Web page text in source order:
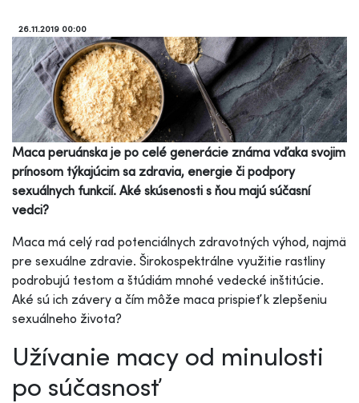
26.11.2019 00:00
Maca peruánska je po celé generácie známa vďaka svojim
prínosom týkajúcim sa zdravia, energie či podpory
sexuálnych funkcií. Aké skúsenosti s ňou majú súčasní
vedci?
Maca má celý rad potenciálnych zdravotných výhod, najmä
pre sexuálne zdravie. Širokospektrálne využitie rastliny
podrobujú testom a štúdiám mnohé vedecké inštitúcie.
Aké sú ich závery a čím môže maca prispieť k zlepšeniu
sexuálneho života?
Užívanie macy od minulosti
po súčasnosť